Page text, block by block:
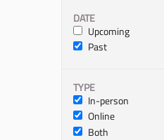
DATE
Upcoming
Past
TYPE
In-person
Online
Both